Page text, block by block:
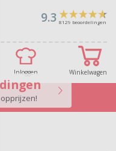
9.3 8129 beoordelingen
Inloggen Winkelwagen
€ 70